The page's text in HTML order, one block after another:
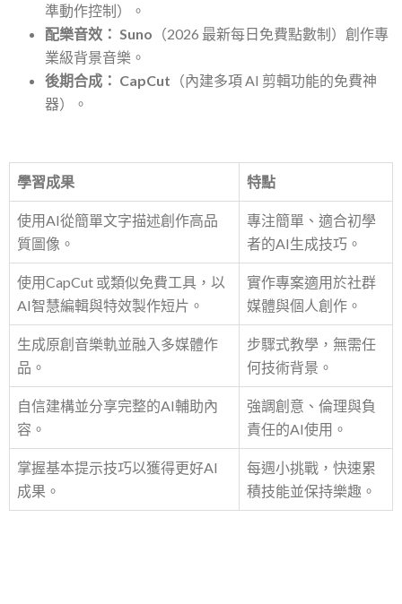
準動作控制）。
配樂音效： Suno （2026 最新每日免費點數制）創作專
業級背景音樂。
後期合成： CapCut （內建多項 AI 剪輯功能的免費神
器）。
學習成果 特點
使用AI從簡單文字描述創作高品
質圖像。
專注簡單、適合初學
者的AI生成技巧。
使用CapCut 或類似免費工具，以
AI智慧編輯與特效製作短片。
實作專案適用於社群
媒體與個人創作。
生成原創音樂軌並融入多媒體作
品。
步驟式教學，無需任
何技術背景。
自信建構並分享完整的AI輔助內
容。
強調創意、倫理與負
責任的AI使用。
掌握基本提示技巧以獲得更好AI
成果。
每週小挑戰，快速累
積技能並保持樂趣。